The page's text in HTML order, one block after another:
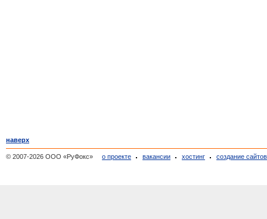
наверх
© 2007-2026 ООО «РуФокс» о проекте вакансии хостинг создание сайтов